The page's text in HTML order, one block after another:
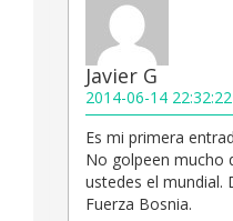
Javier G
2014-06-14 22:32:22
Es mi primera
No golpeen mucho
ustedes el mundial.
Fuerza Bosnia.